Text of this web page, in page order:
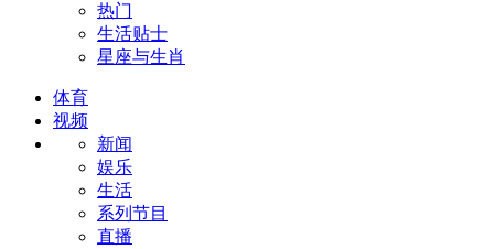
热门
生活贴士
星座与生肖
体育
视频
新闻
娱乐
生活
系列节目
直播